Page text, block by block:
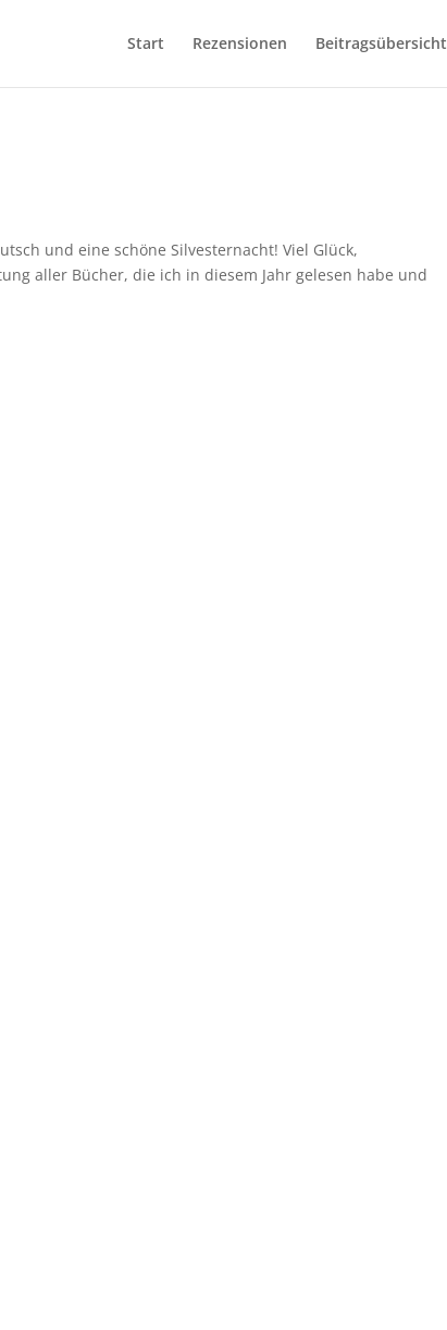
Start Rezensionen Beitragsübersicht
und eine schöne Silvesternacht! Viel Glück,
aller Bücher, die ich in diesem Jahr gelesen habe und